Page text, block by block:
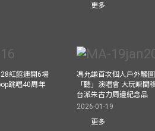
更多
紅館連開6場
跳唱40周年
馮允謙首次個人戶外騷
「聽」演唱會 大玩瞬
台派朱古力周邊紀念品
2026-01-19
更多